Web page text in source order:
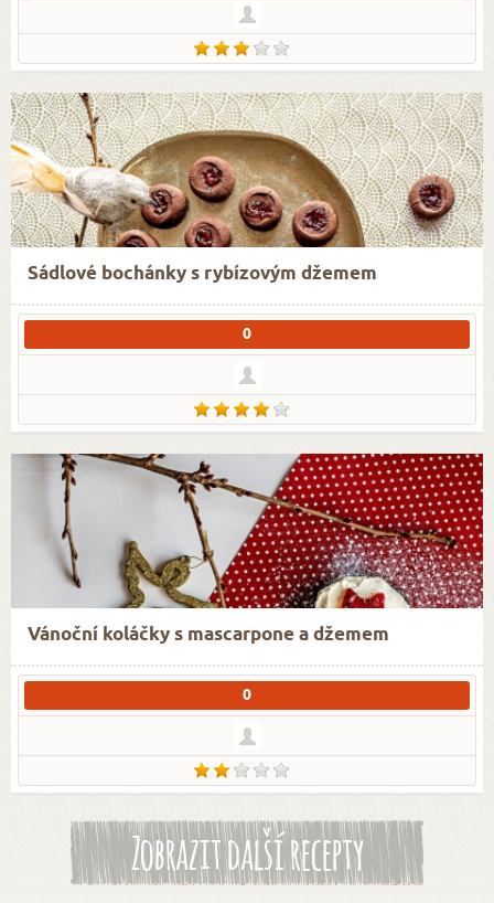
Sádlové bochánky s rybízovým džemem
0
Vánoční koláčky s mascarpone a džemem
0
Zobrazit další recepty